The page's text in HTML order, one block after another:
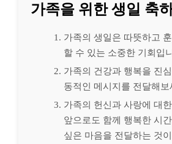
가족을 위한 생일 축
가족의 생일은 따뜻하고
할 수 있는 소중한 기회입
가족의 건강과 행복을 진
동적인 메시지를 전달해보
가족의 헌신과 사랑에 대
앞으로도 함께 행복한 시
싶은 마음을 전달하는 것